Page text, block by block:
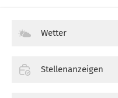
Wetter
Stellenanzeigen